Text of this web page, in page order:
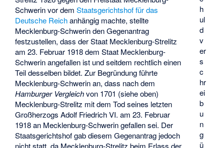
h
ul
d
v
er
s
c
hr
ei
b
u
n
g
ü
Schwerin vor demStaatsgerichtshof für das
Deutsche Reichanhängig machte, stellte
Mecklenburg-Schwerin den Gegenantrag
festzustellen, dass der Staat Mecklenburg-Strelitz
am 23. Februar 1918 dem Staat Mecklenburg-
Schwerin angefallen ist und seitdem rechtlich einen
Teil desselben bildet. Zur Begründung führte
Mecklenburg-Schwerin an, dass nach dem
Hamburger Vergleichvon 1701 (siehe oben)
Mecklenburg-Strelitz mit dem Tod seines letzten
Großherzogs Adolf Friedrich VI. am 23. Februar
1918 an Mecklenburg-Schwerin gefallen sei. Der
Staatsgerichtshof gab diesem Gegenantrag jedoch
nicht statt, da Mecklenburg-Strelitz beim Erlass der